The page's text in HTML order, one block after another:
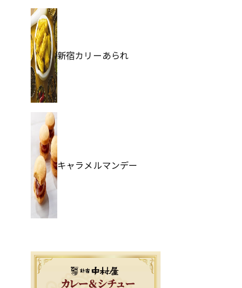
新宿カリーあられ
キャラメルマンデー